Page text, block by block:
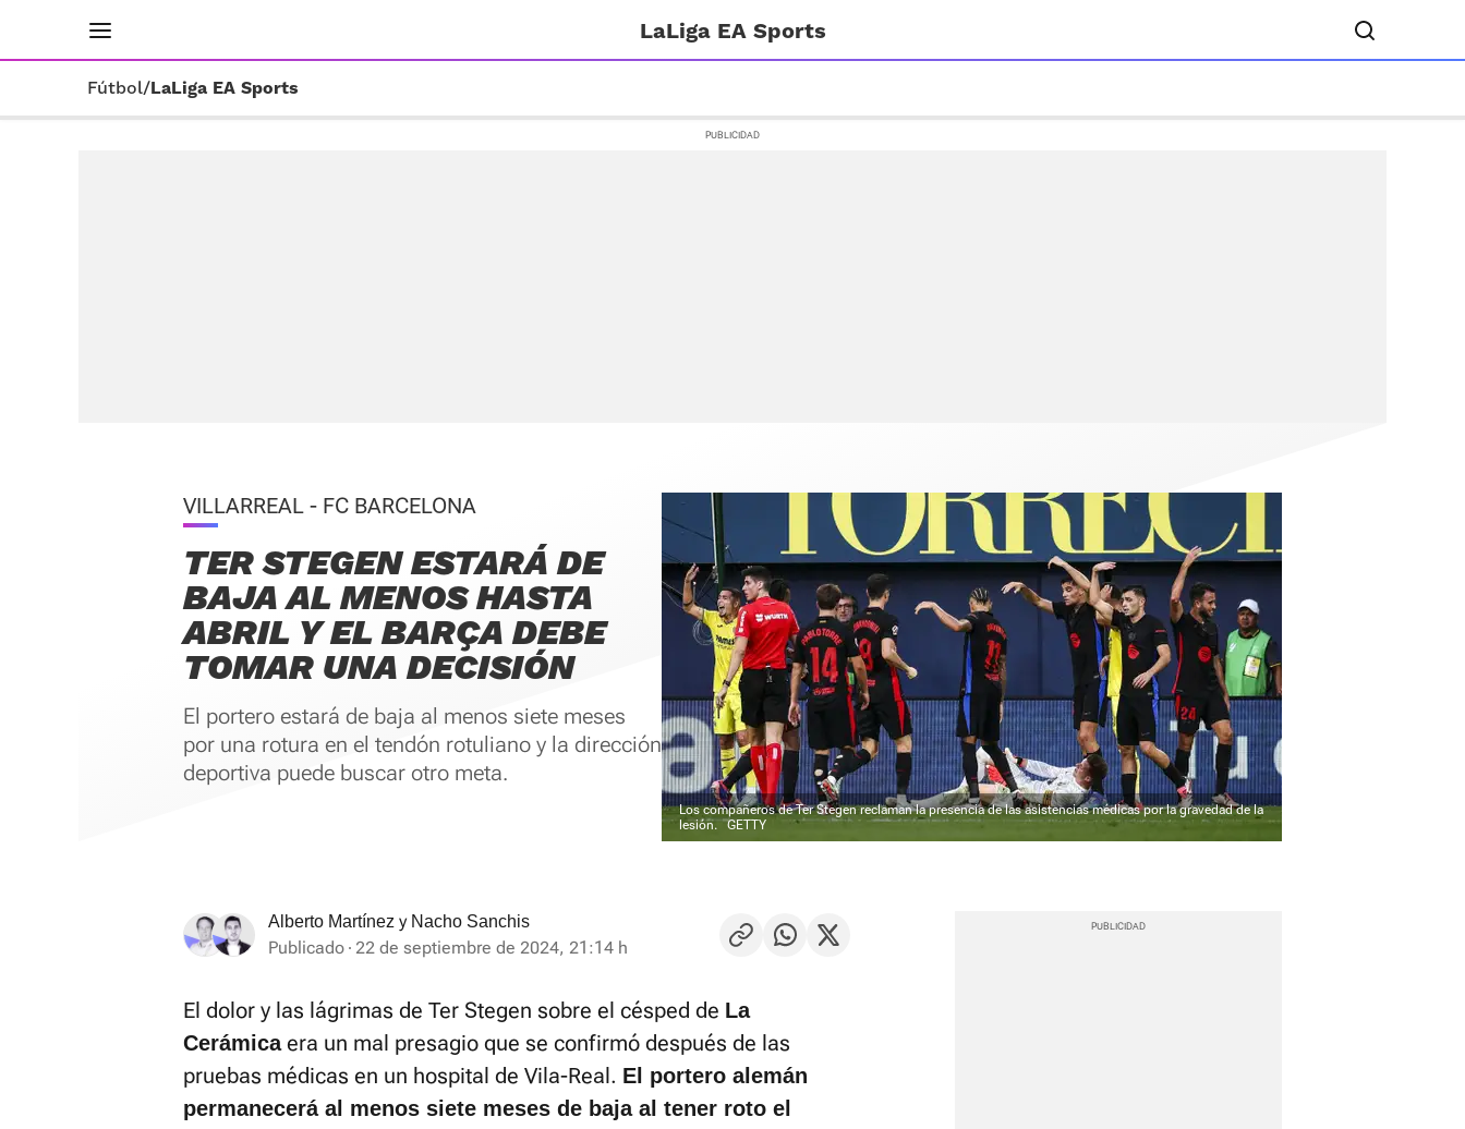
LaLiga EA Sports
Fútbol/LaLiga EA Sports
VILLARREAL - FC BARCELONA
TER STEGEN ESTARÁ DE
BAJA AL MENOS HASTA
ABRIL Y EL BARÇA DEBE
TOMAR UNA DECISIÓN
El portero estará de baja al menos siete meses
por una rotura en el tendón rotuliano y la dirección
deportiva puede buscar otro meta.
Los compañeros de Ter Stegen reclaman la presencia de las asistencias médicas por la gravedad de la
lesión. GETTY
Alberto Martínez y Nacho Sanchis
Publicado 22 de septiembre de 2024, 21:14 h
El dolor y las lágrimas de Ter Stegen sobre el césped de La
Cerámicaera un mal presagio que se confirmó después de las
pruebas médicas en un hospital de Vila-Real. El portero alemán
permanecerá al menos siete meses de baja al tener roto el